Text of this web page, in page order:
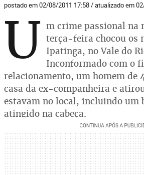
postado em 02/08/2011 17:58 / atualizado em
U m crime passional na
terça-feira chocou os
Ipatinga, no Vale do
Inconformado com o
relacionamento, um homem de
casa da ex-companheira e
estavam no local, incluindo um
atingido na cabeça.